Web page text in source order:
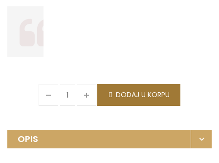
DODAJ U KORPU
OPIS